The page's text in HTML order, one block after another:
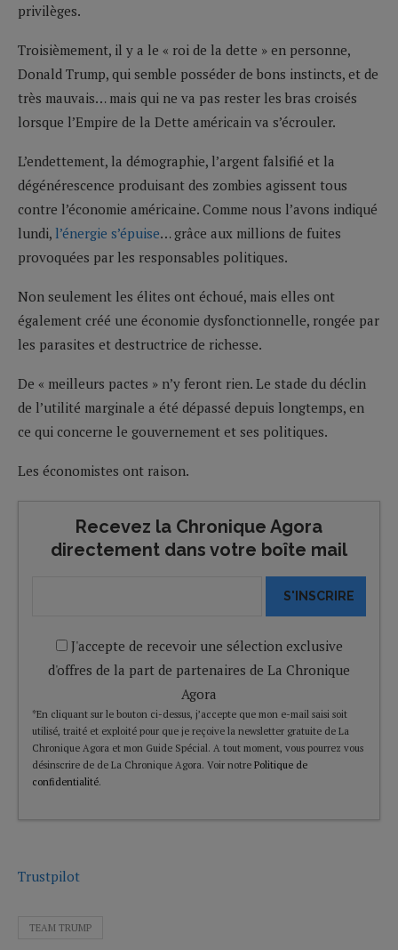
privilèges.
Troisièmement, il y a le « roi de la dette » en personne,
Donald Trump, qui semble posséder de bons instincts, et de
très mauvais… mais qui ne va pas rester les bras croisés
lorsque l’Empire de la Dette américain va s’écrouler.
L’endettement, la démographie, l’argent falsifié et la
dégénérescence produisant des zombies agissent tous
contre l’économie américaine. Comme nous l’avons indiqué
lundi, l’énergie s’épuise… grâce aux millions de fuites
provoquées par les responsables politiques.
Non seulement les élites ont échoué, mais elles ont
également créé une économie dysfonctionnelle, rongée par
les parasites et destructrice de richesse.
De « meilleurs pactes » n’y feront rien. Le stade du déclin
de l’utilité marginale a été dépassé depuis longtemps, en
ce qui concerne le gouvernement et ses politiques.
Les économistes ont raison.
Recevez la Chronique Agora
directement dans votre boîte mail
S'INSCRIRE
J'accepte de recevoir une sélection exclusive
d'offres de la part de partenaires de La Chronique
Agora
*En cliquant sur le bouton ci-dessus, j’accepte que mon e-mail saisi soit
utilisé, traité et exploité pour que je reçoive la newsletter gratuite de La
Chronique Agora et mon Guide Spécial. A tout moment, vous pourrez vous
désinscrire de de La Chronique Agora. Voir notre Politique de
confidentialité.
Trustpilot
TEAM TRUMP